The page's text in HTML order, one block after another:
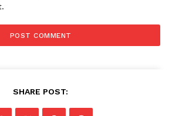
SHARE POST: